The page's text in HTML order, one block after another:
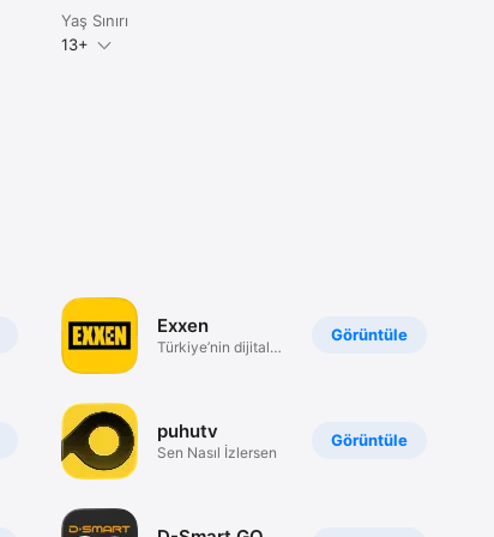
Yaş Sınırı
13+
Görüntüle
Exxen
Türkiye’nin dijital
Görüntüle
puhutv
Sen Nasıl İzlersen